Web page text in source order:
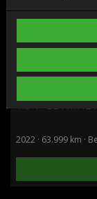
1.0 T-GDi
2022 · 63.999 km ·